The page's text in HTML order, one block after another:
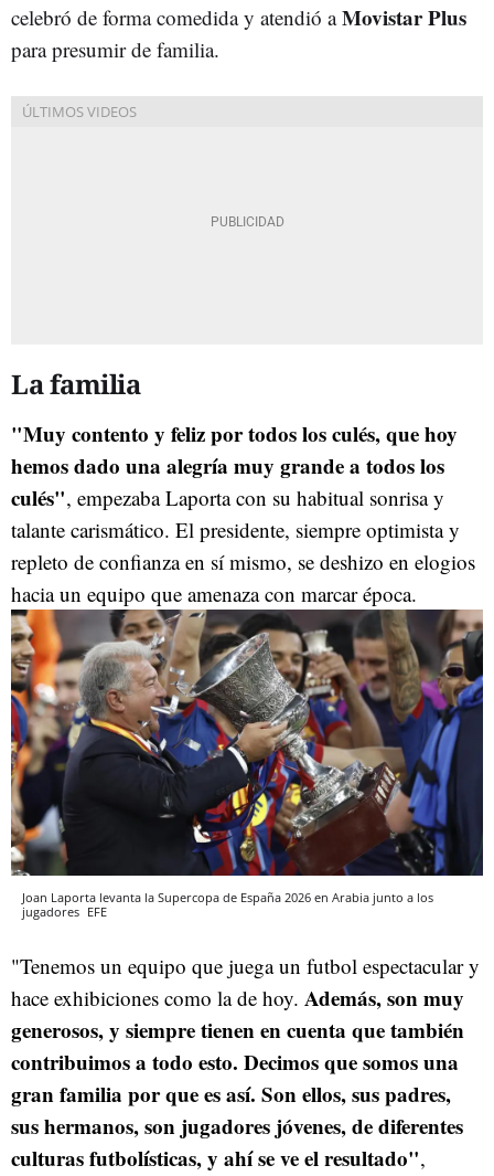
celebró de forma comedida y atendió aMovistar Plus
para presumir de familia.
La familia
"Muy contento y feliz por todos los culés, que hoy
hemos dado una alegría muy grande a todos los
culés", empezaba Laporta con su habitual sonrisa y
talante carismático. El presidente, siempre optimista y
repleto de confianza en sí mismo, se deshizo en elogios
hacia un equipo que amenaza con marcar época.
Joan Laporta levanta la Supercopa de España 2026 en Arabia junto a los
jugadores EFE
"Tenemos un equipo que juega un futbol espectacular y
hace exhibiciones como la de hoy. Además, son muy
generosos, y siempre tienen en cuenta que también
contribuimos a todo esto. Decimos que somos una
gran familia por que es así. Son ellos, sus padres,
sus hermanos, son jugadores jóvenes, de diferentes
culturas futbolísticas, y ahí se ve el resultado",